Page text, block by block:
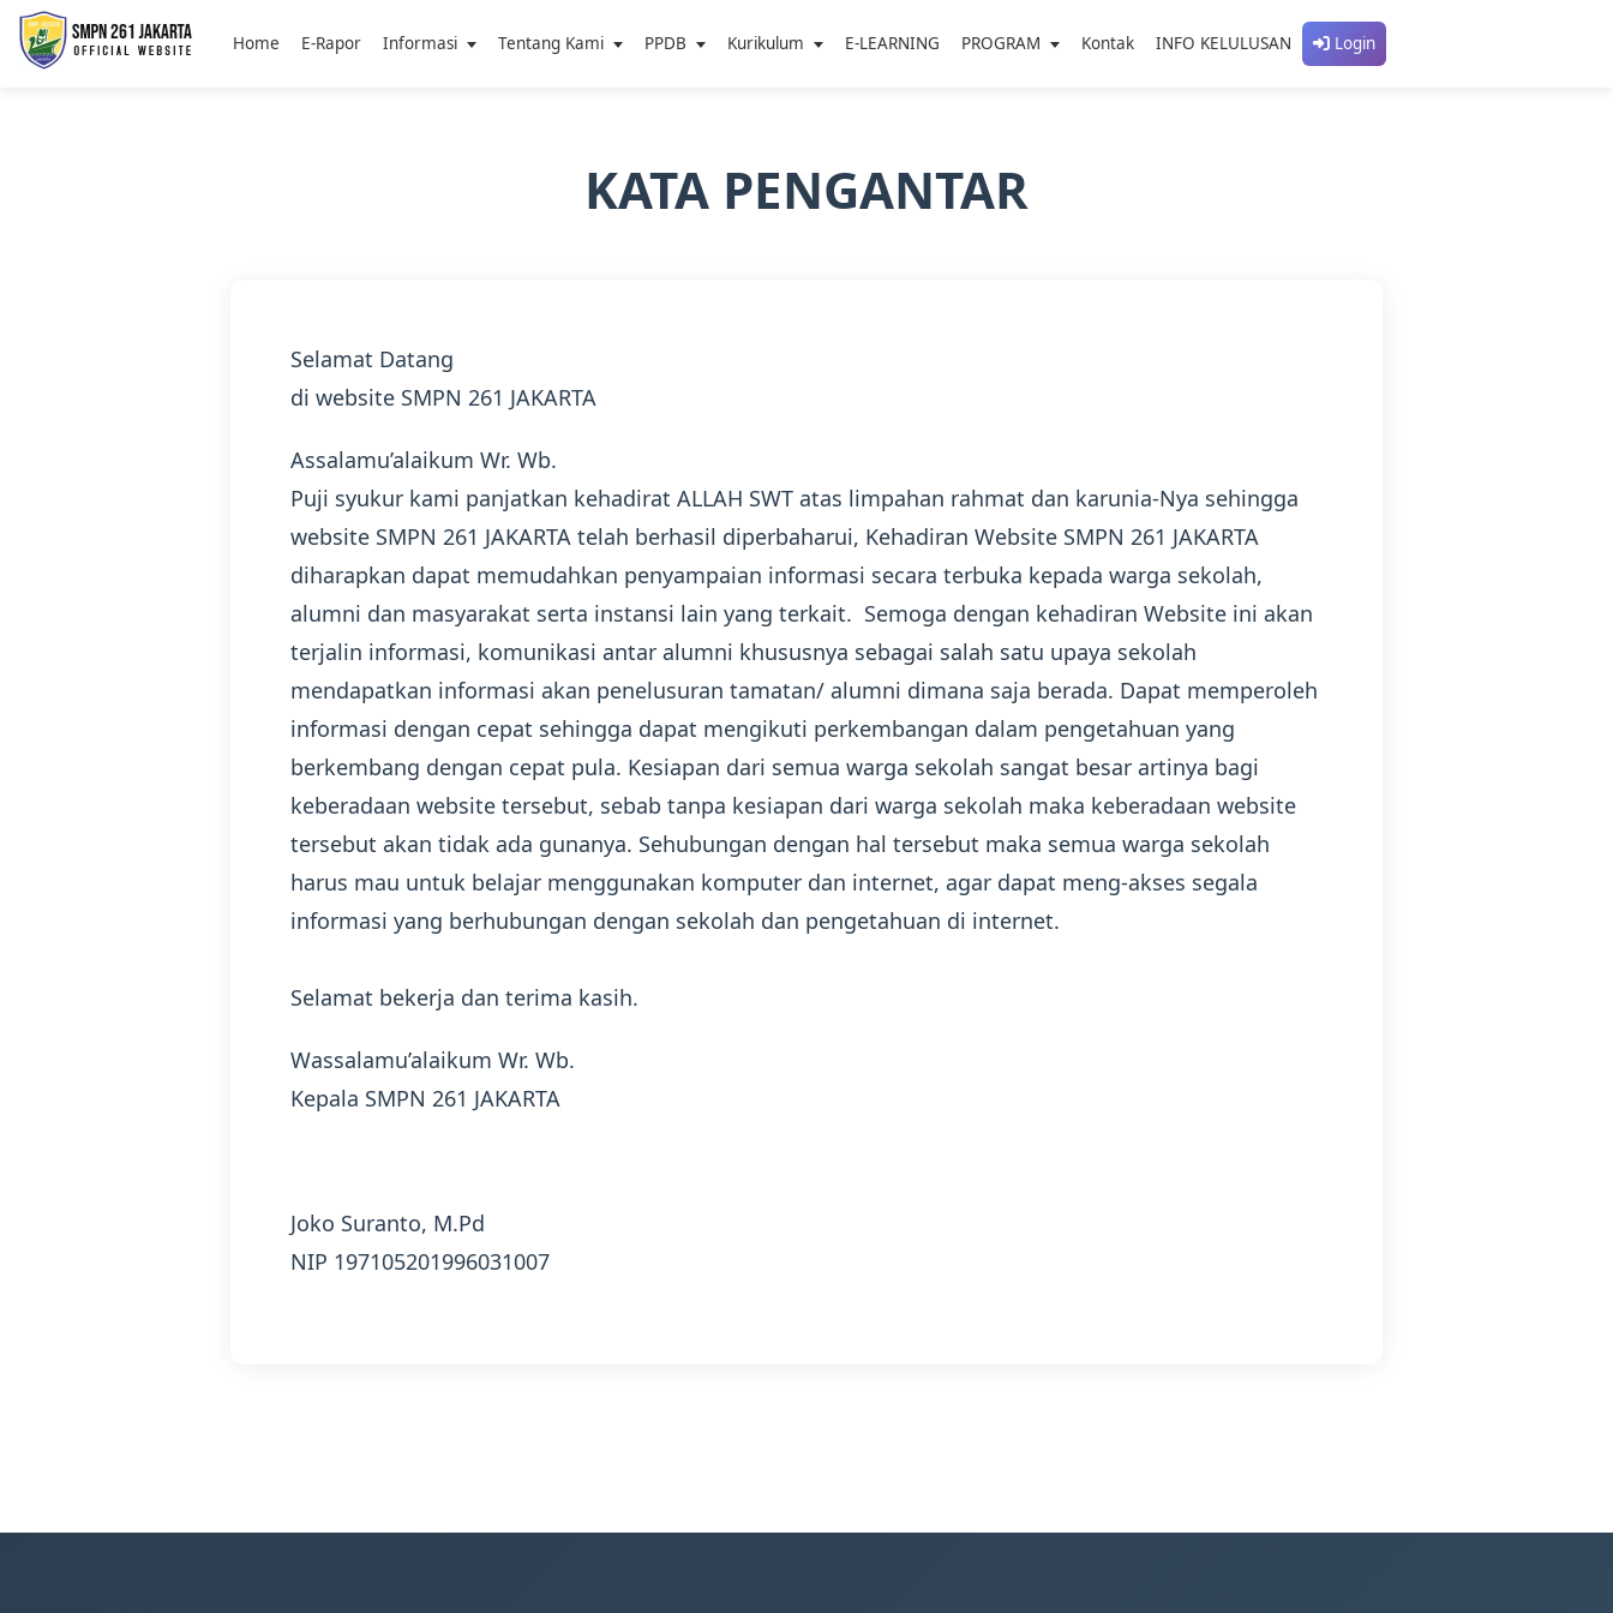
Home E-Rapor Informasi Tentang Kami PPDB Kurikulum E-LEARNING PROGRAM Kontak INFO KELULUSAN Login
KATA PENGANTAR
Selamat Datang
di website SMPN 261 JAKARTA
Assalamu’alaikum Wr. Wb.
Puji syukur kami panjatkan kehadirat ALLAH SWT atas limpahan rahmat dan karunia-Nya sehingga
website SMPN 261 JAKARTA telah berhasil diperbaharui, Kehadiran Website SMPN 261 JAKARTA
diharapkan dapat memudahkan penyampaian informasi secara terbuka kepada warga sekolah,
alumni dan masyarakat serta instansi lain yang terkait. Semoga dengan kehadiran Website ini akan
terjalin informasi, komunikasi antar alumni khususnya sebagai salah satu upaya sekolah
mendapatkan informasi akan penelusuran tamatan/ alumni dimana saja berada. Dapat memperoleh
informasi dengan cepat sehingga dapat mengikuti perkembangan dalam pengetahuan yang
berkembang dengan cepat pula. Kesiapan dari semua warga sekolah sangat besar artinya bagi
keberadaan website tersebut, sebab tanpa kesiapan dari warga sekolah maka keberadaan website
tersebut akan tidak ada gunanya. Sehubungan dengan hal tersebut maka semua warga sekolah
harus mau untuk belajar menggunakan komputer dan internet, agar dapat meng-akses segala
informasi yang berhubungan dengan sekolah dan pengetahuan di internet.
Selamat bekerja dan terima kasih.
Wassalamu’alaikum Wr. Wb.
Kepala SMPN 261 JAKARTA
Joko Suranto, M.Pd
NIP 197105201996031007